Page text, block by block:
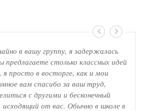
в вашу группу, я задержалась
предлагаете столько классных идей
я просто в восторге, как и мои
вам спасибо за ваш труд,
с другими и бесконечный
от вас. Обычно в школе в